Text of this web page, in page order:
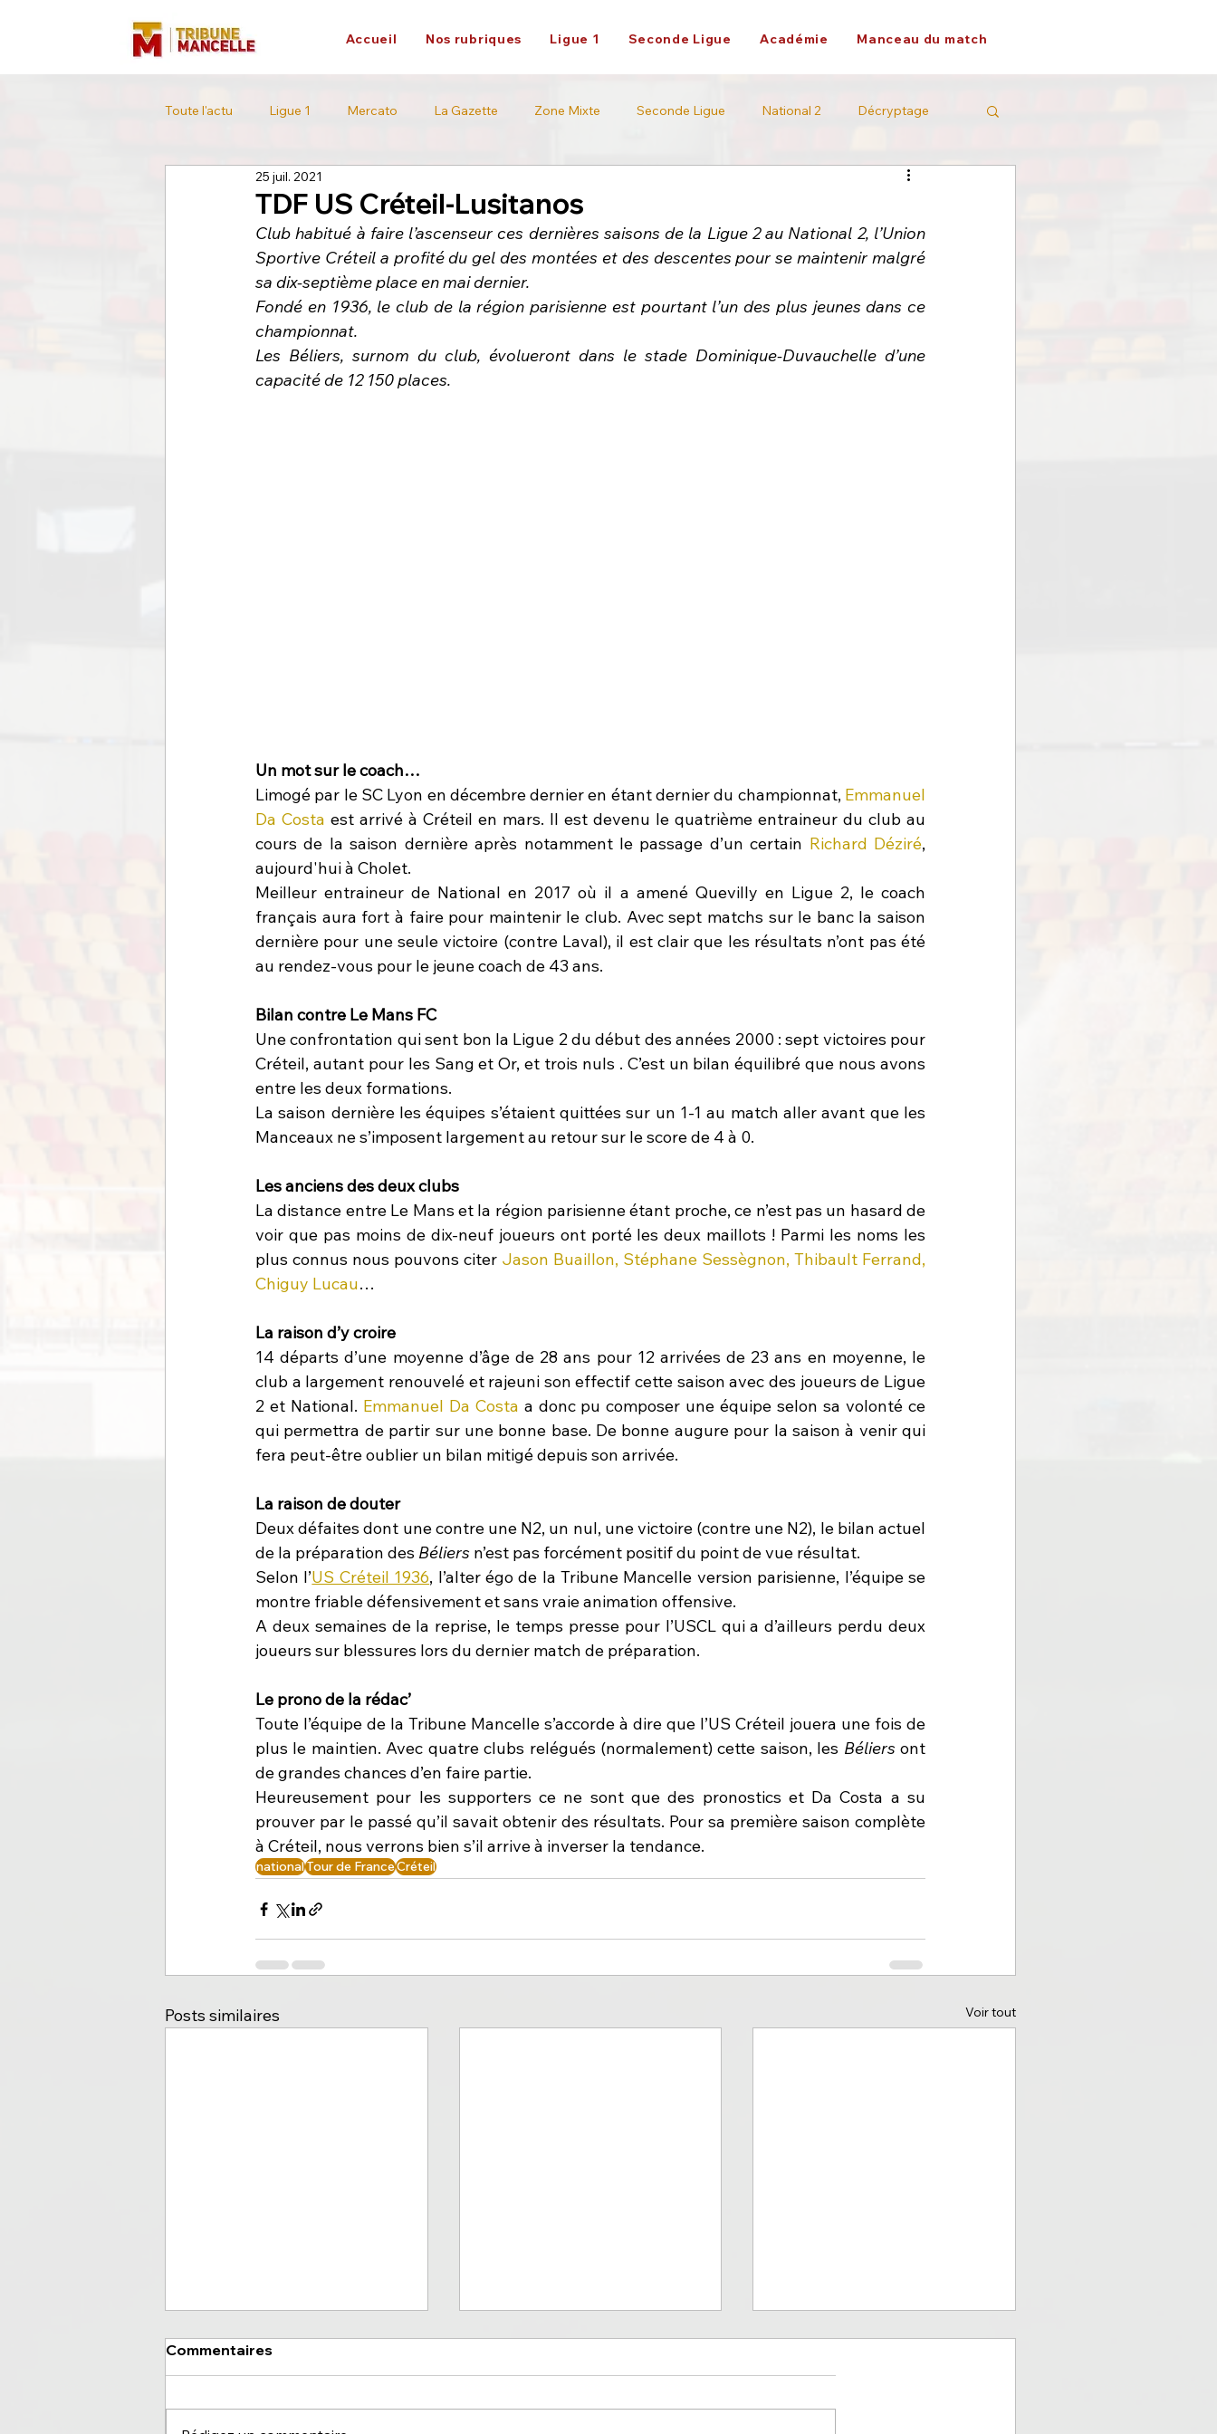
Accueil Nos rubriques Ligue 1 Seconde Ligue Académie Manceau du match
Toute l'actu Ligue 1 Mercato La Gazette Zone Mixte Seconde Ligue National 2 Décryptage
L'interview Tour de France
TDF US Créteil-Lusitanos
25 juil. 2021
Club habitué à faire l’ascenseur ces dernières saisons de la Ligue 2 au National 2, l’Union
Sportive Créteil a profité du gel des montées et des descentes pour se maintenir malgré
sa dix-septième place en mai dernier.
Fondé en 1936, le club de la région parisienne est pourtant l’un des plus jeunes dans ce
championnat.
Les Béliers, surnom du club, évolueront dans le stade Dominique-Duvauchelle d’une
capacité de 12 150 places.
Un mot sur le coach…
Limogé par le SC Lyon en décembre dernier en étant dernier du championnat, Emmanuel
Da Costa est arrivé à Créteil en mars. Il est devenu le quatrième entraineur du club au
cours de la saison dernière après notamment le passage d’un certain Richard Déziré,
aujourd'hui à Cholet.
Meilleur entraineur de National en 2017 où il a amené Quevilly en Ligue 2, le coach
français aura fort à faire pour maintenir le club. Avec sept matchs sur le banc la saison
dernière pour une seule victoire (contre Laval), il est clair que les résultats n’ont pas été
au rendez-vous pour le jeune coach de 43 ans.
Bilan contre Le Mans FC
Une confrontation qui sent bon la Ligue 2 du début des années 2000 : sept victoires pour
Créteil, autant pour les Sang et Or, et trois nuls . C’est un bilan équilibré que nous avons
entre les deux formations.
La saison dernière les équipes s’étaient quittées sur un 1-1 au match aller avant que les
Manceaux ne s’imposent largement au retour sur le score de 4 à 0.
Les anciens des deux clubs
La distance entre Le Mans et la région parisienne étant proche, ce n’est pas un hasard de
voir que pas moins de dix-neuf joueurs ont porté les deux maillots ! Parmi les noms les
plus connus nous pouvons citer Jason Buaillon, Stéphane Sessègnon, Thibault Ferrand,
Chiguy Lucau…
La raison d’y croire
14 départs d’une moyenne d’âge de 28 ans pour 12 arrivées de 23 ans en moyenne, le
club a largement renouvelé et rajeuni son effectif cette saison avec des joueurs de Ligue
2 et National. Emmanuel Da Costa a donc pu composer une équipe selon sa volonté ce
qui permettra de partir sur une bonne base. De bonne augure pour la saison à venir qui
fera peut-être oublier un bilan mitigé depuis son arrivée.
La raison de douter
Deux défaites dont une contre une N2, un nul, une victoire (contre une N2), le bilan actuel
de la préparation des Béliers n’est pas forcément positif du point de vue résultat.
Selon l’US Créteil 1936, l’alter égo de la Tribune Mancelle version parisienne, l’équipe se
montre friable défensivement et sans vraie animation offensive.
A deux semaines de la reprise, le temps presse pour l’USCL qui a d’ailleurs perdu deux
joueurs sur blessures lors du dernier match de préparation.
Le prono de la rédac’
Toute l’équipe de la Tribune Mancelle s’accorde à dire que l’US Créteil jouera une fois de
plus le maintien. Avec quatre clubs relégués (normalement) cette saison, les Béliers ont
de grandes chances d’en faire partie.
Heureusement pour les supporters ce ne sont que des pronostics et Da Costa a su
prouver par le passé qu’il savait obtenir des résultats. Pour sa première saison complète
à Créteil, nous verrons bien s’il arrive à inverser la tendance.
nationalTour de FranceCréteil
Posts similaires Voir tout
Commentaires